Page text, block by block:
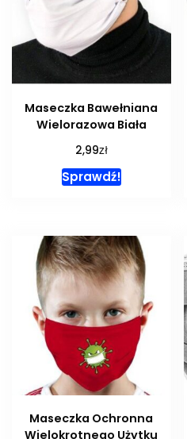
Maseczka Bawełniana
Wielorazowa Biała
2,99zł
Sprawdź!
Maseczka Ochronna
Wielokrotnego Użytku